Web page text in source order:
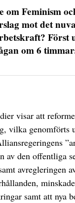
om Feminism
mot det
om 6
visar att
vilka genomförts
av den offentliga
avregleringen
samt att nya